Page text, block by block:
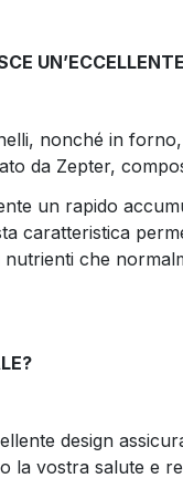
nonché in
da Zepter,
un rapido
caratteristica
che
design
la vostra salute e